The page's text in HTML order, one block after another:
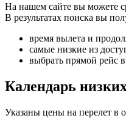
На нашем сайте вы можете
В результатах поиска вы
время вылета и
самые низкие из
выбрать прямой рейс
Календарь
Указаны цены на перелет в